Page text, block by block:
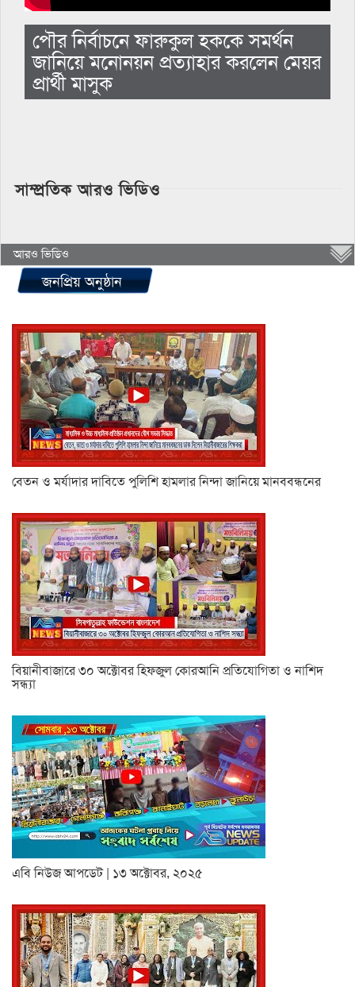
পৌর নির্বাচনে ফারুকুল হককে সমর্থন
জানিয়ে মনোনয়ন প্রত্যাহার করলেন মেয়র
প্রার্থী মাসুক
সাম্প্রতিক আরও ভিডিও
আরও ভিডিও
জনপ্রিয় অনুষ্ঠান
বেতন ও মর্যাদার দাবিতে পুলিশি হামলার নিন্দা জানিয়ে মানববন্ধনের
বিয়ানীবাজারে ৩০ অক্টোবর হিফজুল কোরআনি প্রতিযোগিতা ও নাশিদ
সন্ধ্যা
এবি নিউজ আপডেট | ১৩ অক্টোবর, ২০২৫